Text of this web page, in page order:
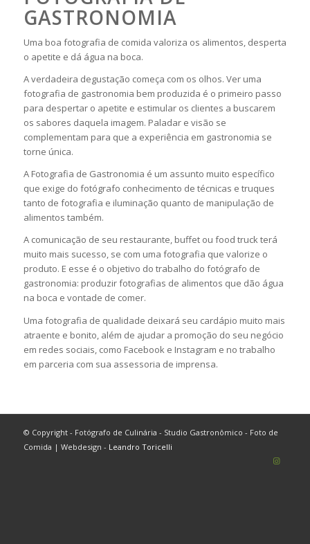
GASTRONOMIA
Uma boa fotografia de comida valoriza os alimentos, desperta
o apetite e dá água na boca.
A verdadeira degustação começa com os olhos. Ver uma
fotografia de gastronomia bem produzida é o primeiro passo
para despertar o apetite e estimular os clientes a buscarem
os sabores daquela imagem. Paladar e visão se
complementam para que a experiência em gastronomia se
torne única.
A Fotografia de Gastronomia é um assunto muito específico
que exige do fotógrafo conhecimento de técnicas e truques
tanto de fotografia e iluminação quanto de manipulação de
alimentos também.
A comunicação de seu restaurante, buffet ou food truck terá
muito mais sucesso, se com uma fotografia que valorize o
produto. E esse é o objetivo do trabalho do fotógrafo de
gastronomia: produzir fotografias de alimentos que dão água
na boca e vontade de comer.
Uma fotografia de qualidade deixará seu cardápio muito mais
atraente e bonito, além de ajudar a promoção do seu negócio
em redes sociais, como Facebook e Instagram e no trabalho
em parceria com sua assessoria de imprensa.
© Copyright - Fotógrafo de Culinária - Studio Gastronômico - Foto de
Comida | Webdesign - Leandro Toricelli